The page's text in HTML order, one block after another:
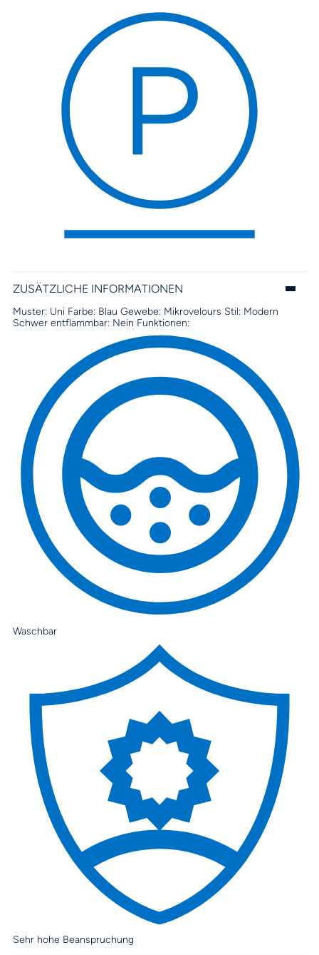
ZUSÄTZLICHE INFORMATIONEN
Muster: Uni Farbe: Blau Gewebe: Mikrovelours Stil: Modern
Schwer entflammbar: Nein Funktionen:
Waschbar
Sehr hohe Beanspruchung